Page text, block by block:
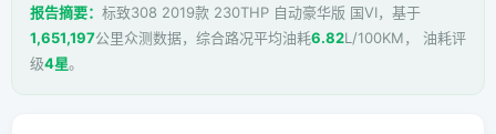
报告摘要： 标致308 2019款 230THP 自动豪华版 国VI，基于
1,651,197公里众测数据，综合路况平均油耗6.82L/100KM， 油耗评
级4星。